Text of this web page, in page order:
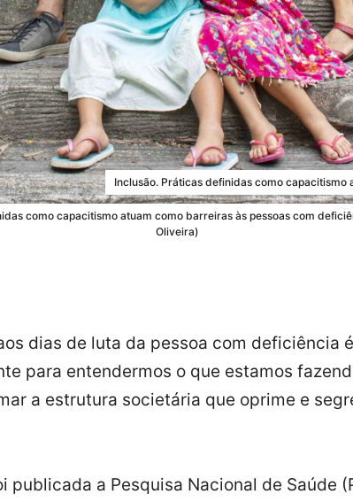
Inclusão. Práticas definidas como
como capacitismo atuam como barreiras às pessoas com
Oliveira)
dias de luta da pessoa com deficiência
para entendermos o que estamos
a estrutura societária que oprime e
publicada a Pesquisa Nacional de Saúde